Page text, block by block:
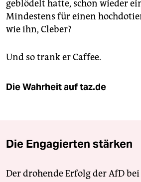
geblödelt hatte, schon wieder
Mindestens für einen
wie ihn, Cleber?
Und so trank er Caffee.
Die Wahrheit auf taz.de
Die Engagierten stärken
Der drohende Erfolg der AfD